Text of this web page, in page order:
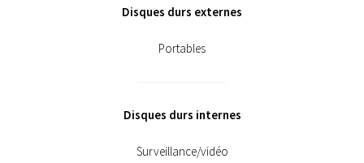
Disques durs externes
Portables
Disques durs internes
Surveillance/vidéo